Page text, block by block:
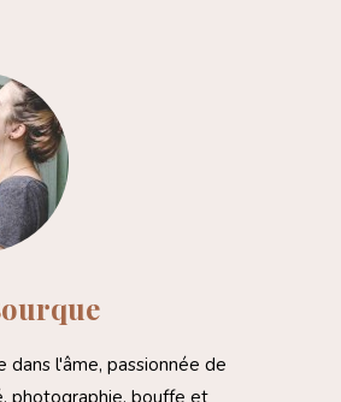
dans l'âme, passionnée de
photographie, bouffe et